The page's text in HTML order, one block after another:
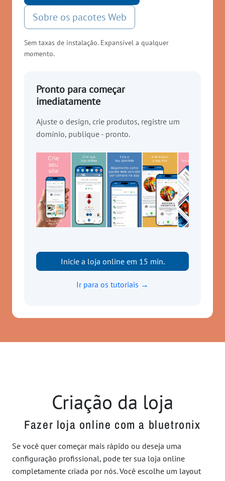
Sobre os pacotes Web
Sem taxas de instalação. Expansível a qualquer
momento.
Pronto para começar
imediatamente
Ajuste o design, crie produtos, registre um
domínio, publique - pronto.
Inicie a loja online em 15 min.
Ir para os tutoriais →
Criação da loja
Fazer loja online com a bluetronix
Se você quer começar mais rápido ou deseja uma
configuração profissional, pode ter sua loja online
completamente criada por nós. Você escolhe um layout